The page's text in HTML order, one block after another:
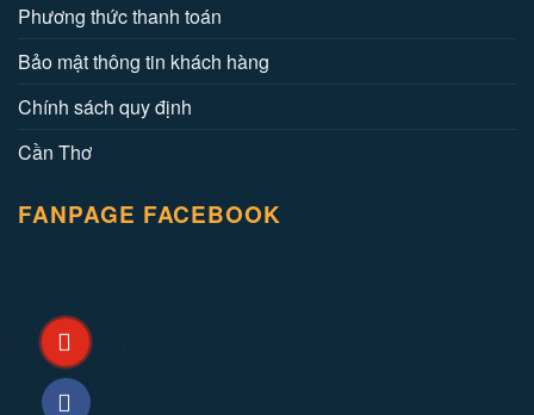
Phương thức thanh toán
Bảo mật thông tin khách hàng
Chính sách quy định
Cần Thơ
FANPAGE FACEBOOK